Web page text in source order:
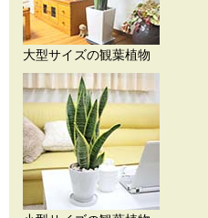
大型サイズの観葉植物